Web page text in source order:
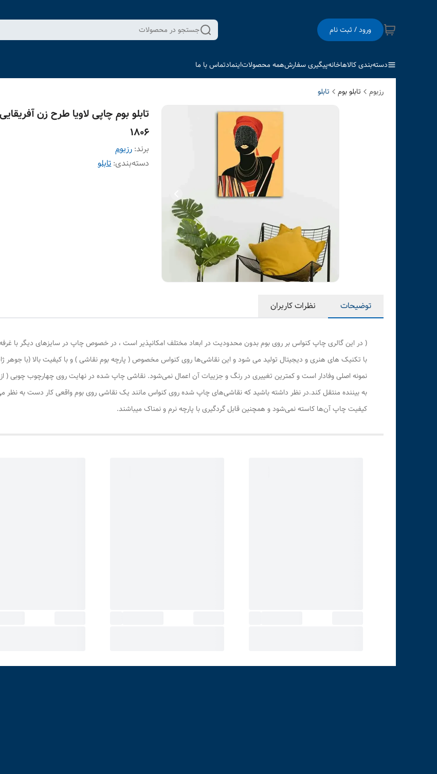
ورود / ثبت نام جستجو در محصولات
دسته‌بندی کالاهاخانهپیگیری سفارشهمه محصولاتاینمادتماس با ما
رزبوم تابلو بوم تابلو
1806
برند: رزبوم
دسته‌بندی:تابلو
توضیحات نظرات کاربران
( در این گالری چاپ کنواس بر روی بوم بدون محدودیت در ابعاد مختلف امکانپذیر است ، در خصوص چاپ در سایزهای دیگر با
با تکنیک های هنری و دیجیتال تولید می شود و این نقاشی‌ها روی کنواس مخصوص ( پارچه بوم نقاشی ) و با کیفیت بالا (با جوهر
نمونه اصلی وفادار است و کمترین تغییری در رنگ و جزییات آن اعمال نمی‌شود. نقاشی چاپ شده در نهایت روی چهارچوب
به بیننده منتقل کند.در نظر داشته باشید که نقاشی‌های چاپ شده روی کنواس مانند یک نقاشی روی بوم واقعی کار دست به نظر
کیفیت چاپ آن‌ها کاسته نمی‌شود و همچنین قابل گردگیری با پارچه نرم و نمناک میباشند.